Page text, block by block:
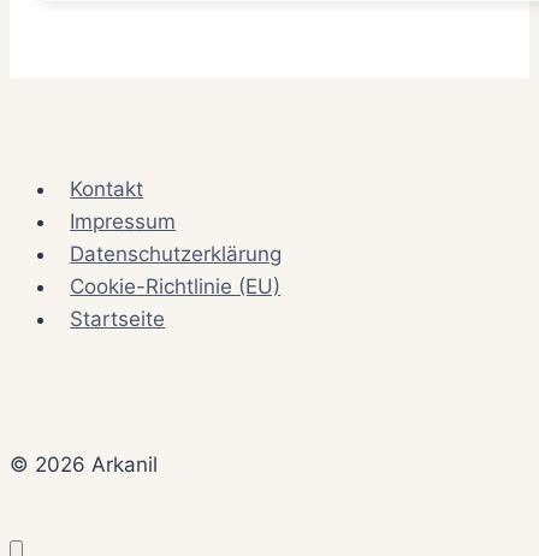
Kontakt
Impressum
Datenschutzerklärung
Cookie-Richtlinie (EU)
Startseite
© 2026 Arkanil